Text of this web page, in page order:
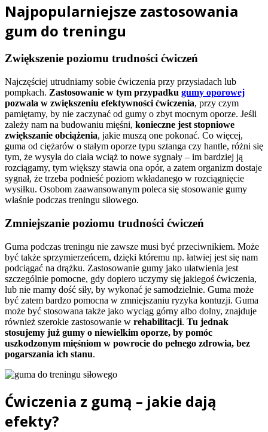
Najpopularniejsze zastosowania
gum do treningu
Zwiększenie poziomu trudności ćwiczeń
Najczęściej utrudniamy sobie ćwiczenia przy przysiadach lub
pompkach. Zastosowanie w tym przypadku gumy oporowej
pozwala w zwiększeniu efektywności ćwiczenia, przy czym
pamiętamy, by nie zaczynać od gumy o zbyt mocnym oporze. Jeśli
zależy nam na budowaniu mięśni, konieczne jest stopniowe
zwiększanie obciążenia, jakie muszą one pokonać. Co więcej,
guma od ciężarów o stałym oporze typu sztanga czy hantle, różni się
tym, że wysyła do ciała wciąż to nowe sygnały – im bardziej ją
rozciągamy, tym większy stawia ona opór, a zatem organizm dostaje
sygnał, że trzeba podnieść poziom wkładanego w rozciągnięcie
wysiłku. Osobom zaawansowanym poleca się stosowanie gumy
właśnie podczas treningu siłowego.
Zmniejszanie poziomu trudności ćwiczeń
Guma podczas treningu nie zawsze musi być przeciwnikiem. Może
być także sprzymierzeńcem, dzięki któremu np. łatwiej jest się nam
podciągać na drążku. Zastosowanie gumy jako ułatwienia jest
szczególnie pomocne, gdy dopiero uczymy się jakiegoś ćwiczenia,
lub nie mamy dość siły, by wykonać je samodzielnie. Guma może
być zatem bardzo pomocna w zmniejszaniu ryzyka kontuzji. Guma
może być stosowana także jako wyciąg górny albo dolny, znajduje
również szerokie zastosowanie w rehabilitacji. Tu jednak
stosujemy już gumy o niewielkim oporze, by pomóc
uszkodzonym mięśniom w powrocie do pełnego zdrowia, bez
pogarszania ich stanu.
Ćwiczenia z gumą – jakie dają
efekty?